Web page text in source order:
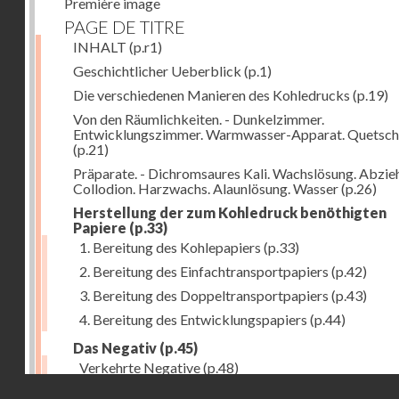
PAGE DE TITRE
INHALT (p.r1)
Geschichtlicher Ueberblick (p.1)
Die verschiedenen Manieren des Kohledrucks (p.19)
Von den Räumlichkeiten. - Dunkelzimmer.
Entwicklungszimmer. Warmwasser-Apparat.
(p.21)
Präparate. - Dichromsaures Kali. Wachslösung.
Collodion. Harzwachs. Alaunlösung. Wasser(p.26)
Herstellung der zum Kohledruck benöthigten
Papiere (p.33)
1. Bereitung des Kohlepapiers (p.33)
2. Bereitung des Einfachtransportpapiers (p.42)
3. Bereitung des Doppeltransportpapiers (p.43)
4. Bereitung des Entwicklungspapiers (p.44)
Das Negativ (p.45)
Verkehrte Negative(p.48)